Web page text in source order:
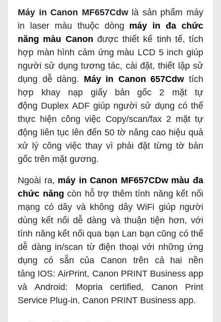
Máy in Canon MF657Cdwlà sản phẩm máy
in laser màu thuộc dòng máy in đa chức
năng màu Canon được thiết kế tinh tế, tích
hợp màn hình cảm ứng màu LCD 5 inch giúp
người sử dụng tương tác, cài đặt, thiết lập sử
dụng dễ dàng. Máy in Canon 657Cdw tích
hợp khay nạp giấy bản gốc 2 mặt tự
động Duplex ADF giúp người sử dụng có thể
thực hiện công việc Copy/scan/fax 2 mặt tự
động liên tục lên đến 50 tờ nâng cao hiệu quả
xử lý công việc thay vì phải đặt từng tờ bản
gốc trên mặt gương.
Ngoài ra, máy in Canon MF657CDw màu đa
chức năng còn hỗ trợ thêm tính năng kết nối
mạng có dây và không dây WiFi giúp người
dùng kết nối dễ dàng và thuận tiện hơn, với
tính năng kết nối qua bạn Lan bạn cũng có thể
dễ dàng in/scan từ điện thoại với những ứng
dụng có sẵn của Canon trên cả hai nền
tảng IOS:AirPrint, Canon PRINT Business app
và Android: Mopria certified, Canon Print
Service Plug-in, Canon PRINT Business app.